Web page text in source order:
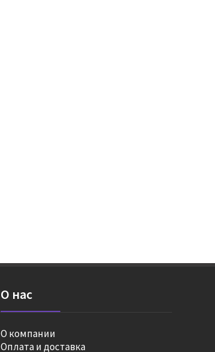
О нас
О компании
Оплата и доставка